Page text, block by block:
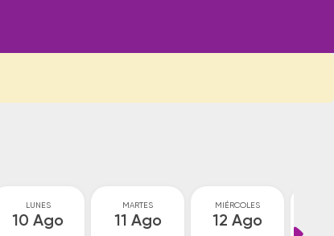
LUNES
10 Ago
MARTES
11 Ago
MIÉRCOLES
12 Ago